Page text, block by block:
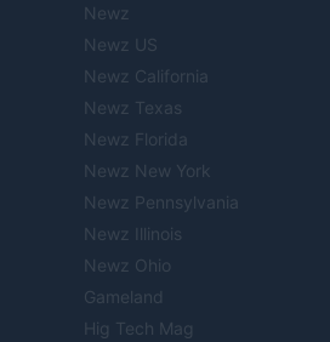
Newz
Newz US
Newz California
Newz Texas
Newz Florida
Newz New York
Newz Pennsylvania
Newz Illinois
Newz Ohio
Gameland
Hig Tech Mag